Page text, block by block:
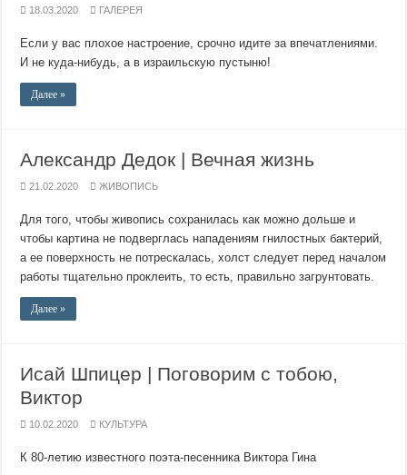
18.03.2020 ГАЛЕРЕЯ
Если у вас плохое настроение, срочно идите за впечатлениями.
И не куда-нибудь, а в израильскую пустыню!
Далее »
Александр Дедок | Вечная жизнь
21.02.2020 ЖИВОПИСЬ
Для того, чтобы живопись сохранилась как можно дольше и
чтобы картина не подверглась нападениям гнилостных бактерий,
а ее поверхность не потрескалась, холст следует перед началом
работы тщательно проклеить, то есть, правильно загрунтовать.
Далее »
Исай Шпицер | Поговорим с тобою,
Виктор
10.02.2020 КУЛЬТУРА
К 80-летию известного поэта-песенника Виктора Гина